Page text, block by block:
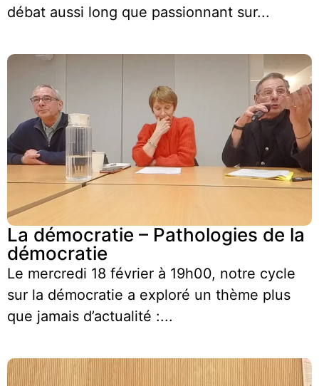
débat aussi long que passionnant sur...
La démocratie – Pathologies de la
démocratie
Le mercredi 18 février à 19h00, notre cycle
sur la démocratie a exploré un thème plus
que jamais d’actualité :...